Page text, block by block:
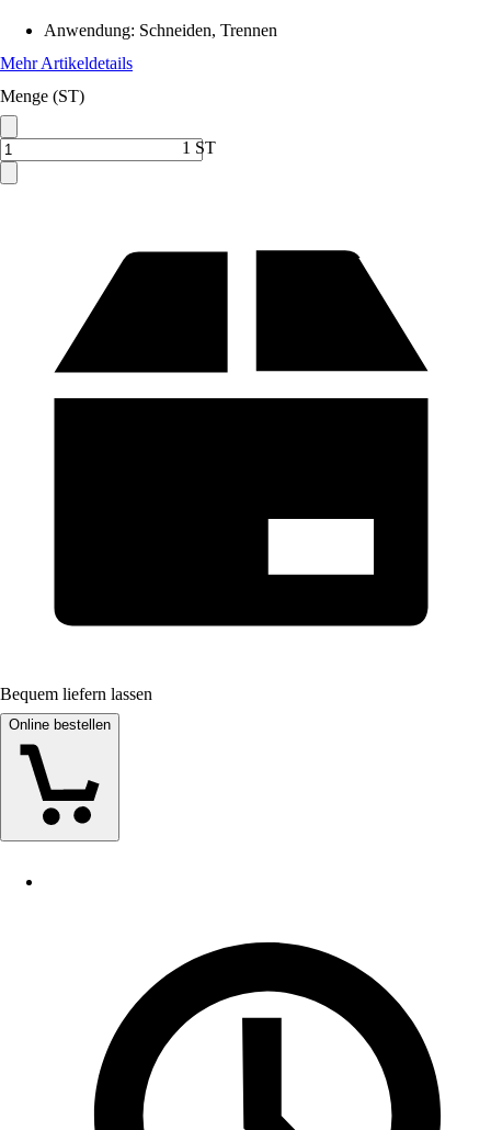
Anwendung: Schneiden, Trennen
Mehr Artikeldetails
Menge (ST)
1 ST
Bequem liefern lassen
Online bestellen